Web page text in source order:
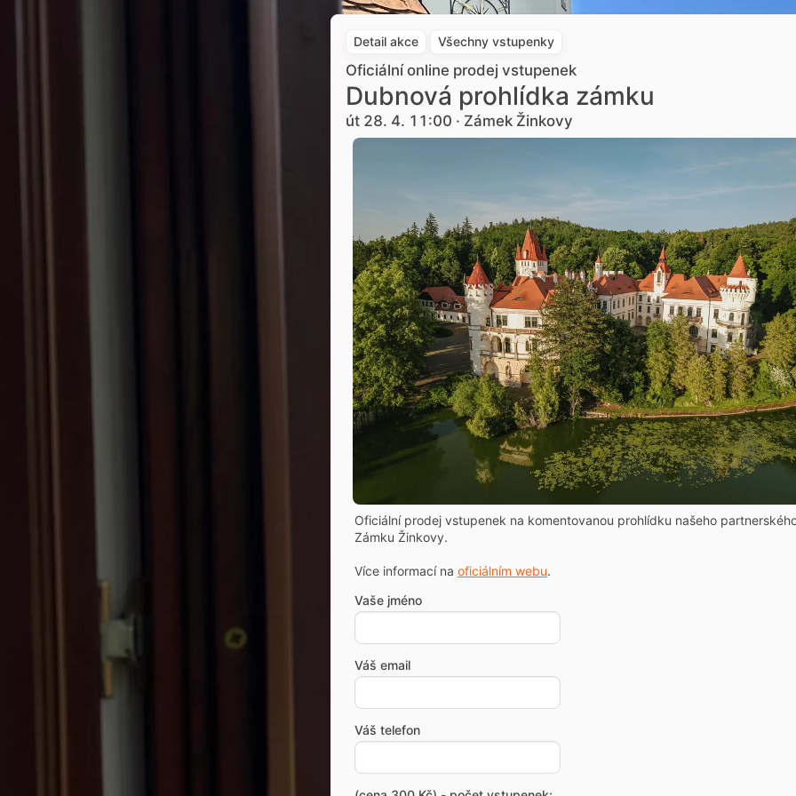
Detail akce Všechny vstupenky
Oficiální online prodej vstupenek
Dubnová prohlídka zámku
út 28. 4. 11:00 · Zámek Žinkovy
Oficiální prodej vstupenek na komentovanou prohlídku našeho
Zámku Žinkovy.
Více informací na oficiálním webu.
Vaše jméno
Váš email
Váš telefon